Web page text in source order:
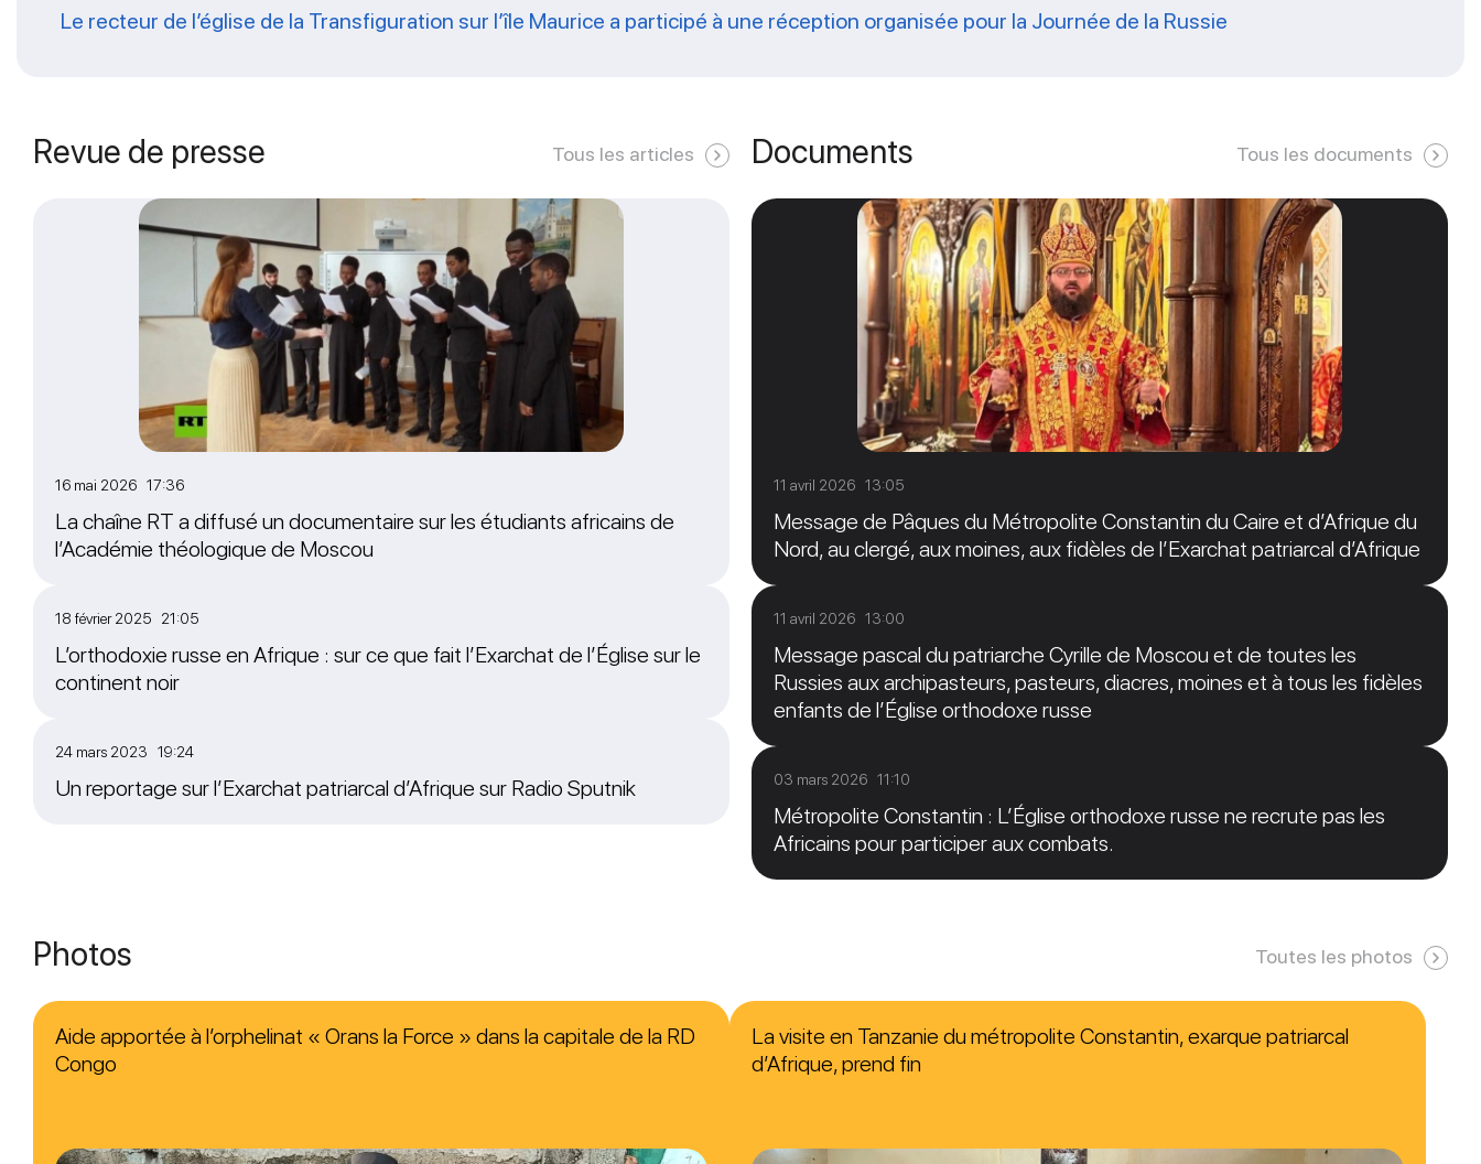
Le recteur de l’église de la Transfiguration sur l’île Maurice a participé à une réception organisée pour la Journée de la Russie
Revue de presse Tous les articles
16 mai 2026 17:36
La chaîne RT a diffusé un documentaire sur les étudiants africains de
l’Académie théologique de Moscou
18 février 2025 21:05
L’orthodoxie russe en Afrique : sur ce que fait l’Exarchat de l’Église sur le
continent noir
24 mars 2023 19:24
Un reportage sur l’Exarchat patriarcal d’Afrique sur Radio Sputnik
Documents Tous les documents
11 avril 2026 13:05
Message de Pâques du Métropolite Constantin du Caire et d’Afrique du
Nord, au clergé, aux moines, aux fidèles de l’Exarchat patriarcal d’Afrique
11 avril 2026 13:00
Message pascal du patriarche Cyrille de Moscou et de toutes les
Russies aux archipasteurs, pasteurs, diacres, moines et à tous les fidèles
enfants de l’Église orthodoxe russe
03 mars 2026 11:10
Métropolite Constantin : L’Église orthodoxe russe ne recrute pas les
Africains pour participer aux combats.
Photos Toutes les photos
Aide apportée à l’orphelinat « Orans la Force » dans la capitale de la RD
Congo
La visite en Tanzanie du métropolite Constantin, exarque patriarcal
d’Afrique, prend fin